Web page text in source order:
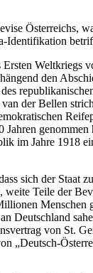
Österreichs,
Identifikation
Weltkriegs
den
der Bellen
Jahren
im Jahre 1918
sich der Staat
weite Teile der
Menschen
Deutschland
von St.
„Deutsch-